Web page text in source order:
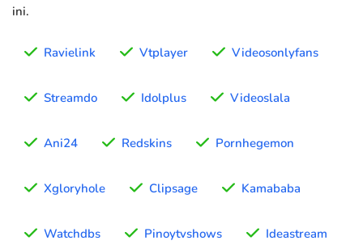
ini.
Ravielink Vtplayer Videosonlyfans
Streamdo Idolplus Videoslala
Ani24 Redskins Pornhegemon
Xgloryhole Clipsage Kamababa
Watchdbs Pinoytvshows Ideastream